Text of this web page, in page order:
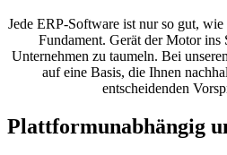
Jede ERP-Software ist nur so gut,
Fundament. Gerät der Motor ins
Unternehmen zu taumeln. Bei
auf eine Basis, die Ihnen
entscheidenden
Plattformunabhängig